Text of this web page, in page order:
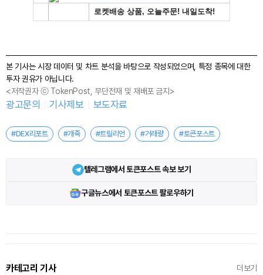
본 기사는 시장 데이터 및 차트 분석을 바탕으로 작성되었으며, 특정 종목에 대한
투자 권유가 아닙니다.
<저작권자 ⓒ TokenPost, 무단전재 및 재배포 금지>
광고문의 기사제보 보도자료
#DEX리포트 #개죽 #트릴리언 #거래량 #토큰포스트
텔레그램에서 토큰포스트 속보 보기
구글뉴스에서 토큰포스트 팔로우하기
카테고리 기사 더보기